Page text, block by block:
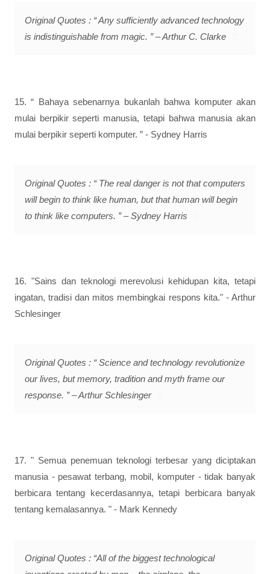
Original Quotes : “ Any sufficiently advanced technology
is indistinguishable from magic. ” – Arthur C. Clarke
15. “ Bahaya sebenarnya bukanlah bahwa komputer akan
mulai berpikir seperti manusia, tetapi bahwa manusia akan
mulai berpikir seperti komputer. ” - Sydney Harris
Original Quotes : “ The real danger is not that computers
will begin to think like human, but that human will begin
to think like computers. ” – Sydney Harris
16. "Sains dan teknologi merevolusi kehidupan kita, tetapi
ingatan, tradisi dan mitos membingkai respons kita." - Arthur
Schlesinger
Original Quotes : “ Science and technology revolutionize
our lives, but memory, tradition and myth frame our
response. ” – Arthur Schlesinger
17. " Semua penemuan teknologi terbesar yang diciptakan
manusia - pesawat terbang, mobil, komputer - tidak banyak
berbicara tentang kecerdasannya, tetapi berbicara banyak
tentang kemalasannya. " - Mark Kennedy
Original Quotes : “All of the biggest technological